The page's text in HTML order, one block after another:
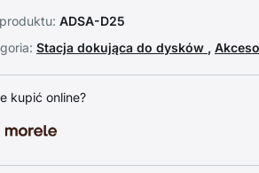
ADSA-D25
Stacja dokująca do dysków ,
kupić online?